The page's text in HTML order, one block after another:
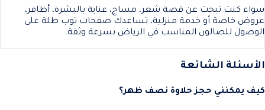
سواء كنت تبحث عن قصة شعر، مساج، عناية بالبشرة، أظافر،
عروض خاصة أو خدمة منزلية، تساعدك صفحات توب طلة على
الوصول للصالون المناسب في الرياض بسرعة وثقة.
الأسئلة الشائعة
كيف يمكنني حجز حلاوة نصف ظهر؟